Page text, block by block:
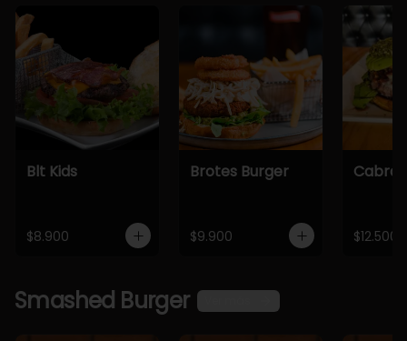
Blt Kids
$8.900
Brotes Burger
$9.900
Cabra
$12.500
Smashed Burger